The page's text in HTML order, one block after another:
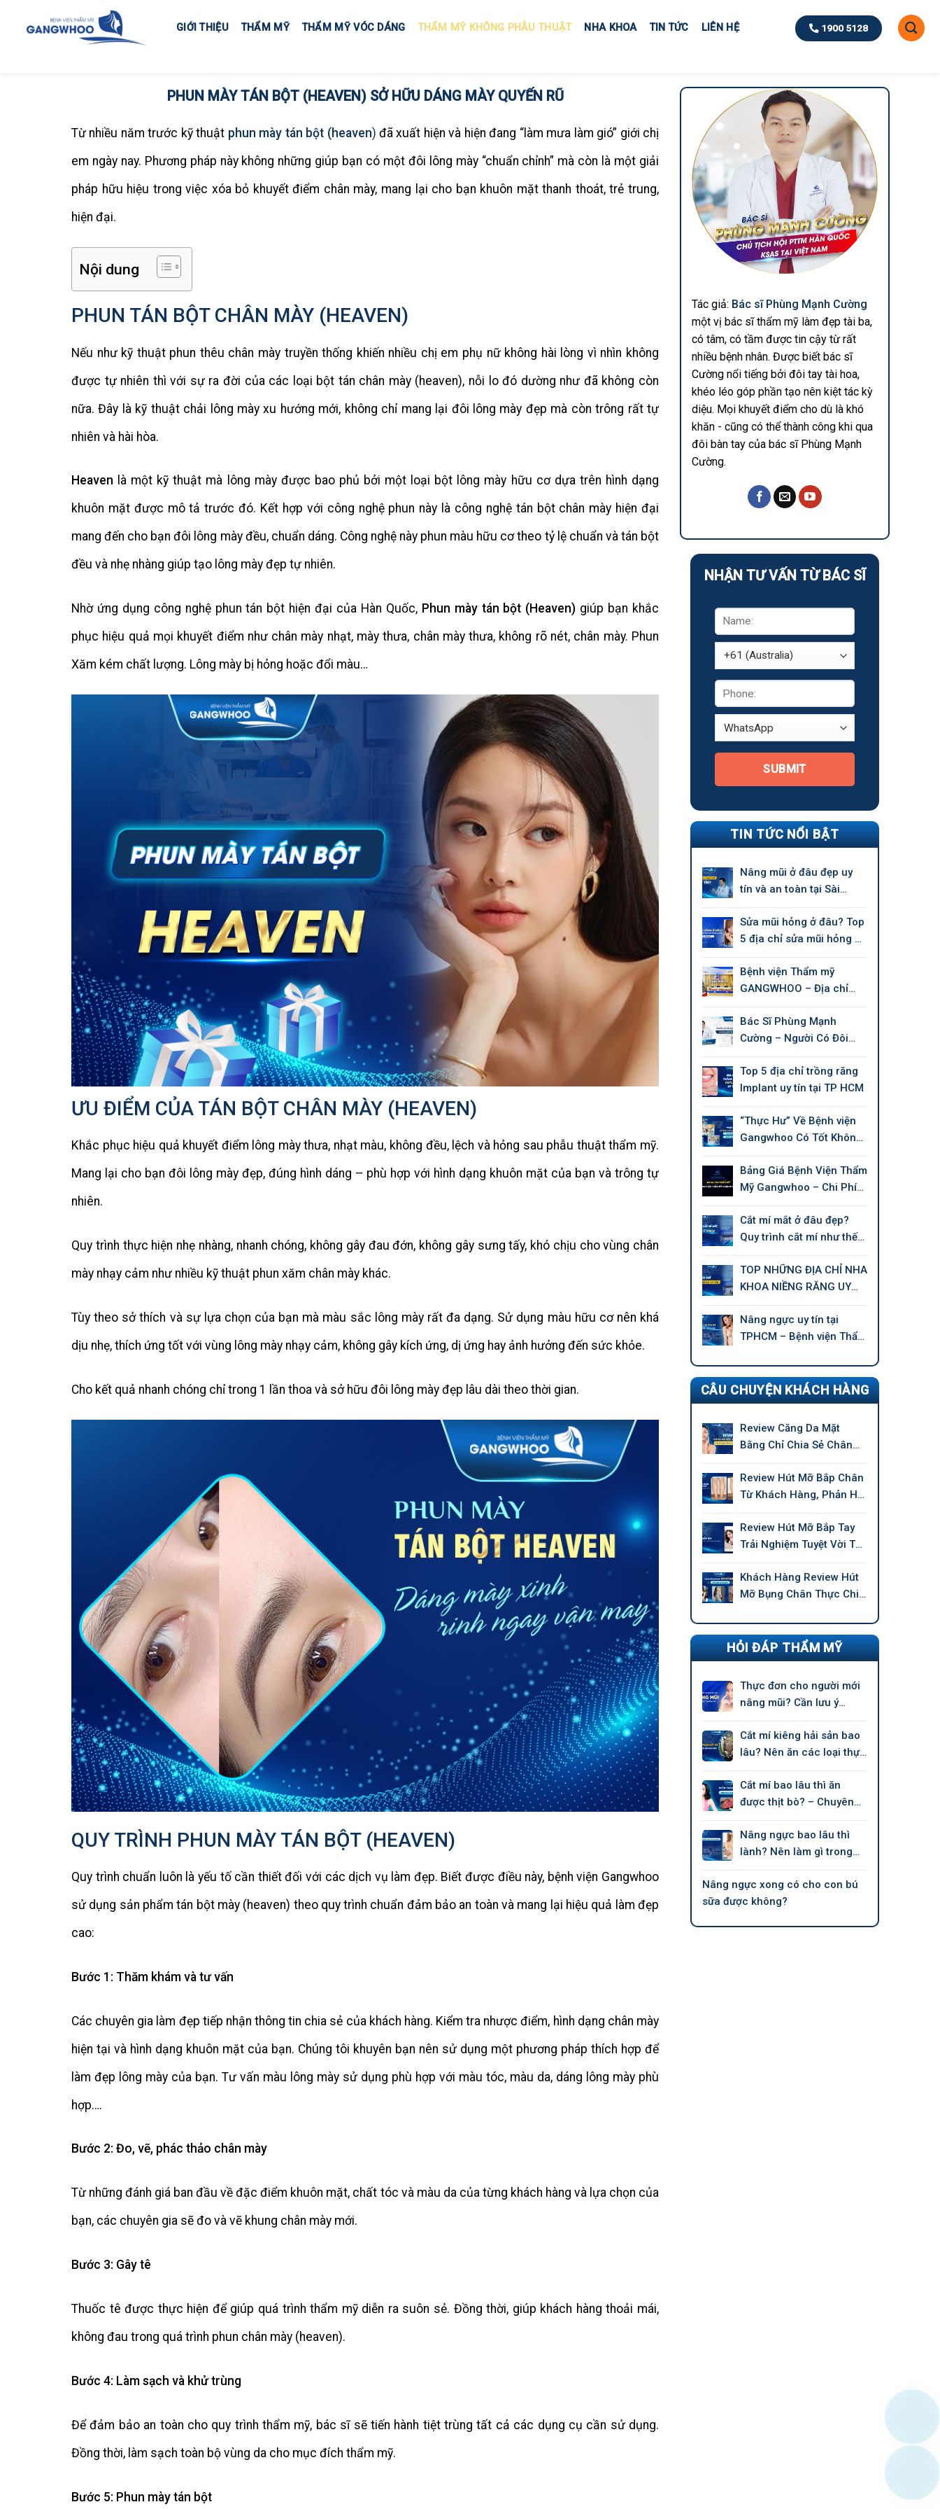
GIỚI THIỆU THẨM MỸ THẨM MỸ VÓC DÁNG THẨM MỸ KHÔNG PHẪU THUẬT NHA KHOA TIN TỨC LIÊN HỆ 1900 5128
PHUN MÀY TÁN BỘT (HEAVEN) SỞ HỮU DÁNG MÀY QUYẾN RŨ
Từ nhiều năm trước kỹ thuật phun mày tán bột (heaven) đã xuất hiện và hiện đang “làm mưa làm gió” giới chị
em ngày nay. Phương pháp này không những giúp bạn có một đôi lông mày “chuẩn chỉnh” mà còn là một giải
pháp hữu hiệu trong việc xóa bỏ khuyết điểm chân mày, mang lại cho bạn khuôn mặt thanh thoát, trẻ trung,
hiện đại.
Nội dung
PHUN TÁN BỘT CHÂN MÀY (HEAVEN)
Nếu như kỹ thuật phun thêu chân mày truyền thống khiến nhiều chị em phụ nữ không hài lòng vì nhìn không
được tự nhiên thì với sự ra đời của các loại bột tán chân mày (heaven), nỗi lo đó dường như đã không còn
nữa. Đây là kỹ thuật chải lông mày xu hướng mới, không chỉ mang lại đôi lông mày đẹp mà còn trông rất tự
nhiên và hài hòa.
Heaven là một kỹ thuật mà lông mày được bao phủ bởi một loại bột lông mày hữu cơ dựa trên hình dạng
khuôn mặt được mô tả trước đó. Kết hợp với công nghệ phun này là công nghệ tán bột chân mày hiện đại
mang đến cho bạn đôi lông mày đều, chuẩn dáng. Công nghệ này phun màu hữu cơ theo tỷ lệ chuẩn và tán bột
đều và nhẹ nhàng giúp tạo lông mày đẹp tự nhiên.
Nhờ ứng dụng công nghệ phun tán bột hiện đại của Hàn Quốc, Phun mày tán bột (Heaven) giúp bạn khắc
phục hiệu quả mọi khuyết điểm như chân mày nhạt, mày thưa, chân mày thưa, không rõ nét, chân mày. Phun
Xăm kém chất lượng. Lông mày bị hỏng hoặc đổi màu…
ƯU ĐIỂM CỦA TÁN BỘT CHÂN MÀY (HEAVEN)
Khắc phục hiệu quả khuyết điểm lông mày thưa, nhạt màu, không đều, lệch và hỏng sau phẫu thuật thẩm mỹ.
Mang lại cho bạn đôi lông mày đẹp, đúng hình dáng – phù hợp với hình dạng khuôn mặt của bạn và trông tự
nhiên.
Quy trình thực hiện nhẹ nhàng, nhanh chóng, không gây đau đớn, không gây sưng tấy, khó chịu cho vùng chân
mày nhạy cảm như nhiều kỹ thuật phun xăm chân mày khác.
Tùy theo sở thích và sự lựa chọn của bạn mà màu sắc lông mày rất đa dạng. Sử dụng màu hữu cơ nên khá
dịu nhẹ, thích ứng tốt với vùng lông mày nhạy cảm, không gây kích ứng, dị ứng hay ảnh hưởng đến sức khỏe.
Cho kết quả nhanh chóng chỉ trong 1 lần thoa và sở hữu đôi lông mày đẹp lâu dài theo thời gian.
QUY TRÌNH PHUN MÀY TÁN BỘT (HEAVEN)
Quy trình chuẩn luôn là yếu tố cần thiết đối với các dịch vụ làm đẹp. Biết được điều này, bệnh viện Gangwhoo
sử dụng sản phẩm tán bột mày (heaven) theo quy trình chuẩn đảm bảo an toàn và mang lại hiệu quả làm đẹp
cao:
Bước 1: Thăm khám và tư vấn
Các chuyên gia làm đẹp tiếp nhận thông tin chia sẻ của khách hàng. Kiểm tra nhược điểm, hình dạng chân mày
hiện tại và hình dạng khuôn mặt của bạn. Chúng tôi khuyên bạn nên sử dụng một phương pháp thích hợp để
làm đẹp lông mày của bạn. Tư vấn màu lông mày sử dụng phù hợp với màu tóc, màu da, dáng lông mày phù
hợp….
Bước 2: Đo, vẽ, phác thảo chân mày
Từ những đánh giá ban đầu về đặc điểm khuôn mặt, chất tóc và màu da của từng khách hàng và lựa chọn của
bạn, các chuyên gia sẽ đo và vẽ khung chân mày mới.
Bước 3: Gây tê
Thuốc tê được thực hiện để giúp quá trình thẩm mỹ diễn ra suôn sẻ. Đồng thời, giúp khách hàng thoải mái,
không đau trong quá trình phun chân mày (heaven).
Bước 4: Làm sạch và khử trùng
Để đảm bảo an toàn cho quy trình thẩm mỹ, bác sĩ sẽ tiến hành tiệt trùng tất cả các dụng cụ cần sử dụng.
Đồng thời, làm sạch toàn bộ vùng da cho mục đích thẩm mỹ.
Bước 5: Phun mày tán bột
Tác giả: Bác sĩ Phùng Mạnh Cường
một vị bác sĩ thẩm mỹ làm đẹp tài ba,
có tâm, có tầm được tin cậy từ rất
nhiều bệnh nhân. Được biết bác sĩ
Cường nổi tiếng bởi đôi tay tài hoa,
khéo léo góp phần tạo nên kiệt tác kỳ
diệu. Mọi khuyết điểm cho dù là khó
khăn - cũng có thể thành công khi qua
đôi bàn tay của bác sĩ Phùng Mạnh
Cường.
NHẬN TƯ VẤN TỪ BÁC SĨ
SUBMIT
TIN TỨC NỔI BẬT
Nâng mũi ở đâu đẹp uy
tín và an toàn tại Sài
Sửa mũi hỏng ở đâu? Top
5 địa chỉ sửa mũi hỏng uy
Bệnh viện Thẩm mỹ
GANGWHOO – Địa chỉ
Bác Sĩ Phùng Mạnh
Cường – Người Có Đôi
Mỹ Làm Đẹp
Top 5 địa chỉ trồng răng
Implant uy tín tại TP HCM
“Thực Hư” Về Bệnh viện
Gangwhoo Có Tốt Không,
Bảng Giá Bệnh Viện Thẩm
Mỹ Gangwhoo – Chi Phí
Cắt mí mắt ở đâu đẹp?
Quy trình cắt mí như thế
TOP NHỮNG ĐỊA CHỈ NHA
KHOA NIỀNG RĂNG UY
Nâng ngực uy tín tại
TPHCM – Bệnh viện Thẩm
CÂU CHUYỆN KHÁCH HÀNG
Review Căng Da Mặt
Bằng Chỉ Chia Sẻ Chân
Review Hút Mỡ Bắp Chân
Từ Khách Hàng, Phản Hồi
Review Hút Mỡ Bắp Tay
Trải Nghiệm Tuyệt Vời Từ
Khách Hàng Review Hút
Mỡ Bụng Chân Thực Chi
HỎI ĐÁP THẨM MỸ
Thực đơn cho người mới
nâng mũi? Cần lưu ý
Cắt mí kiêng hải sản bao
lâu? Nên ăn các loại thực
Cắt mí bao lâu thì ăn
được thịt bò? – Chuyên
Nâng ngực bao lâu thì
lành? Nên làm gì trong
Nâng ngực xong có cho con bú
sữa được không?